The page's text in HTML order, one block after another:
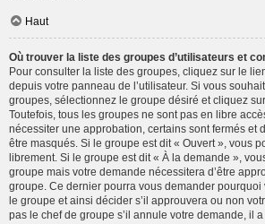
Haut
Où trouver la liste des groupes d’utilisateurs et
Pour consulter la liste des groupes, cliquez sur le
depuis votre panneau de l’utilisateur. Si vous
groupes, sélectionnez le groupe désiré et cliquez
Toutefois, tous les groupes ne sont pas en libre
nécessiter une approbation, certains sont fermés et
être masqués. Si le groupe est dit « Ouvert », vous
librement. Si le groupe est dit « À la demande »,
groupe mais votre demande nécessitera d’être
groupe. Ce dernier pourra vous demander
le groupe et ainsi décider s’il approuvera ou non
pas le chef de groupe s’il annule votre demande, il